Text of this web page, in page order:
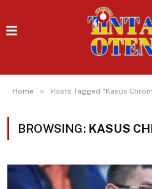
Home » Posts Tagged "Kasus
BROWSING: KASUS